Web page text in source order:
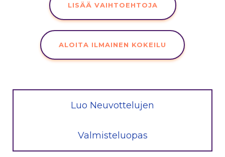
LISÄÄ VAIHTOEHTOJA
ALOITA ILMAINEN KOKEILU
Luo Neuvottelujen
Valmisteluopas